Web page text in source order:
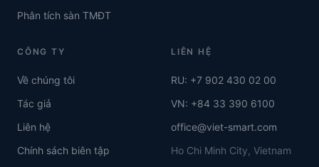
Phân tích sàn TMĐT
CÔNG TY
Về chúng tôi
Tác giả
Liên hệ
Chính sách biên tập
LIÊN HỆ
RU: +7 902 430 02 00
VN: +84 33 390 6100
office@viet-smart.com
Ho Chi Minh City, Vietnam